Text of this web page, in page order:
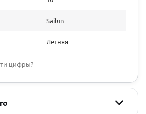
Sailun
Летняя
цифры?